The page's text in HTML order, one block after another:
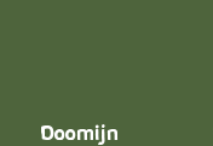
Doomijn